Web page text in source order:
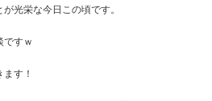
光栄な今日この頃です。
ですｗ
す！